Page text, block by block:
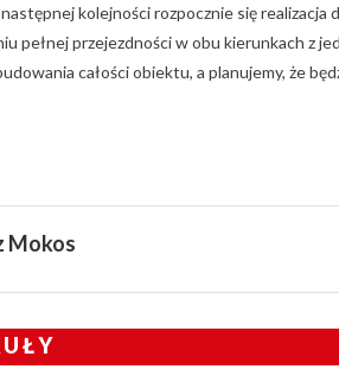
kolejności rozpocznie się
pełnej przejezdności w obu kierunkach z
całości obiektu, a planujemy, że
Mokos